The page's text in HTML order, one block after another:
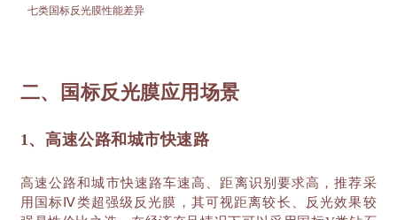
七类国标反光膜性能差异
二、国标反光膜应用场景
1、高速公路和城市快速路
高速公路和城市快速路车速高、距离识别要求高，推荐采
用国标 Ⅳ类超强级反光膜，其可视距离较长、反光效果较